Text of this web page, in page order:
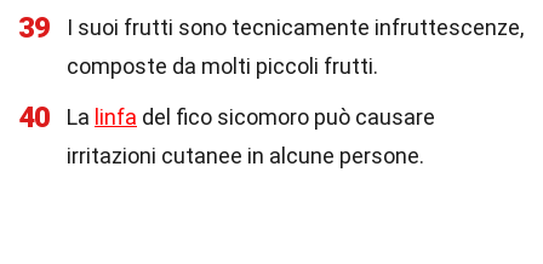
39
I suoi frutti sono tecnicamente infruttescenze,
composte da molti piccoli frutti.
40 La linfa del fico sicomoro può causare
irritazioni cutanee in alcune persone.